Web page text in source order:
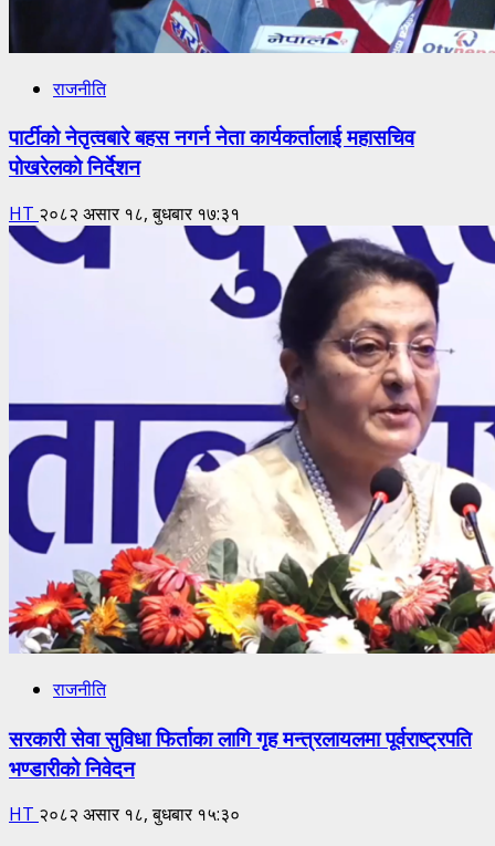
राजनीति
पार्टीको नेतृत्वबारे बहस नगर्न नेता कार्यकर्तालाई महासचिव
पोखरेलको निर्देशन
HT २०८२ असार १८, बुधबार १७:३१
राजनीति
सरकारी सेवा सुविधा फिर्ताका लागि गृह मन्त्रलायलमा पूर्वराष्ट्रपति
भण्डारीको निवेदन
HT २०८२ असार १८, बुधबार १५:३०